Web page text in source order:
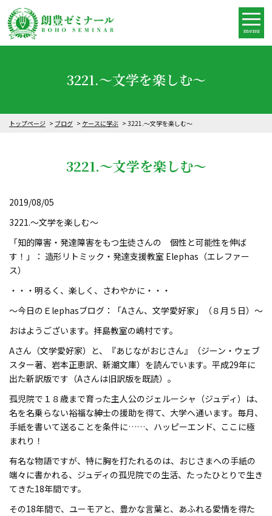
menu
3221.～文学を楽しむ～
トップページ ブログ ケースに学ぶ 3221.～文学を楽しむ～
3221.～文学を楽しむ～
2019/08/05
3221.～文学を楽しむ～
「知的障害・発達障害をもつ生徒さんの 個性と可能性を伸ば
す！」： 造形リトミック・発達支援教室 Elephas（エレファー
ス）
・・・明るく、楽しく、さわやかに・・・
～今日のＥlephasブログ：「Aさん、文学愛好家」（８月５日）～
おはようございます。拝島教室の嶋村です。
Aさん（文学愛好家）と、『あじながおじさん』（ジーン・ウェブ
スター著、岩本正恵訳、新潮文庫）を読んでいます。平成29年に
出た新訳版です（Aさんは旧訳版を既読）。
孤児院で１８歳まで育った主人公のジェルーシャ（ジュディ）は、
名を名乗らない裕福な紳士の援助を得て、大学へ通います。毎月、
手紙を書いて送ることを条件に……、ハッピーエンド、ここに極
まれり！
有名な物語ですが、特に胸を打たれるのは、おじさまへの手紙の
端々に書かれる、ジュディの孤児院での生活、たったひとりで生き
てきた18年間です。
その18年間で、ユーモアと、豊かな言葉と、あふれる愛情を得た